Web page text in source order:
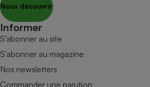
Nous découvrir
Informer
S’abonner au site
S’abonner au magazine
Nos newsletters
Commander une parution